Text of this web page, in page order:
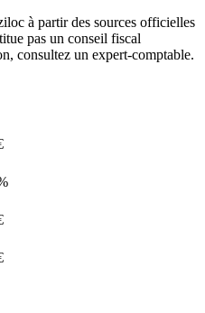
à partir des sources officielles
pas un conseil fiscal
consultez un expert-comptable.